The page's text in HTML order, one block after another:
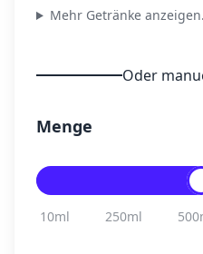
Mehr Getränke
Oder
Menge
10ml 250ml